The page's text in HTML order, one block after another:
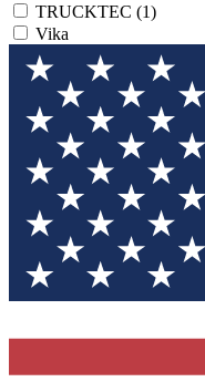
TRUCKTEC (1)
Vika